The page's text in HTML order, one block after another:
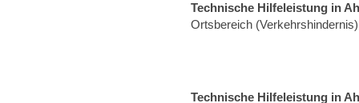
Technische Hilfeleistung in
Ortsbereich (Verkehrshindernis)
Technische Hilfeleistung in